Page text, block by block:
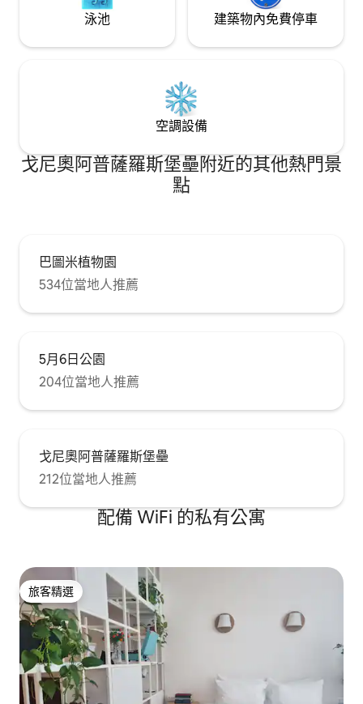
泳池 建築物內免費停車
空調設備
戈尼奧阿普薩羅斯堡壘附近的其他熱門景
點
巴圖米植物園
534位當地人推薦
5月6日公園
204位當地人推薦
戈尼奧阿普薩羅斯堡壘
212位當地人推薦
配備 WiFi 的私有公寓
旅客精選
旅客精選